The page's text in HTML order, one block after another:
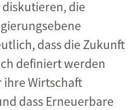
die
dass die Zukunft
definiert werden
ihre Wirtschaft
dass Erneuerbare